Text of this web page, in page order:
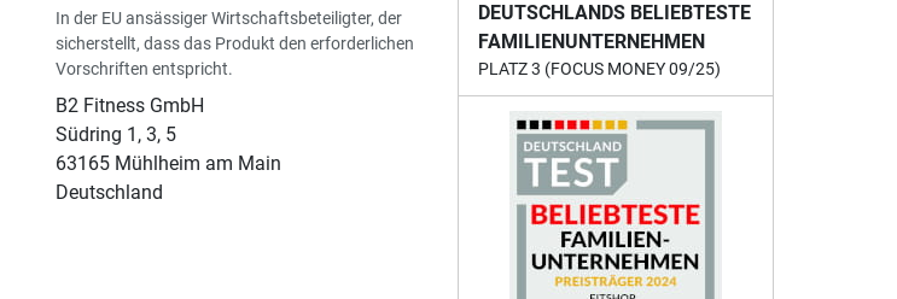
In der EU ansässiger Wirtschaftsbeteiligter, der
sicherstellt, dass das Produkt den erforderlichen
Vorschriften entspricht.
B2 Fitness GmbH
Südring 1, 3, 5
63165 Mühlheim am Main
Deutschland
DEUTSCHLANDS BELIEBTESTE
FAMILIENUNTERNEHMEN
PLATZ 3 (FOCUS MONEY 09/25)